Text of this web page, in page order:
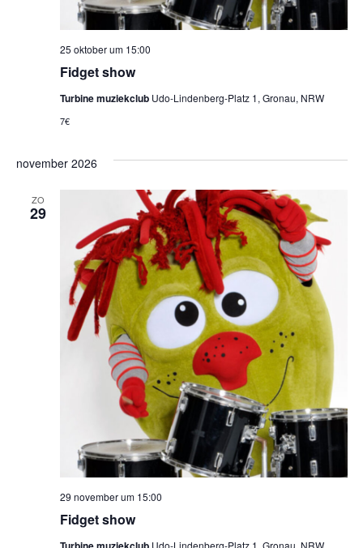
Fidget show
25 oktober um 15:00
Turbine muziekclub Udo-Lindenberg-Platz 1, Gronau, NRW
7€
november 2026
ZO
29
Fidget show
29 november um 15:00
Udo-Lindenberg-Platz 1, Gronau, NRW